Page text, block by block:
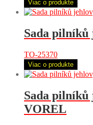
Viac o produkte
Sada pilníků
TO-25370
Viac o produkte
Sada pilníků
VOREL